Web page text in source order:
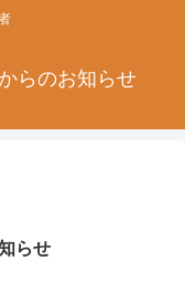
らのお知らせ
らせ